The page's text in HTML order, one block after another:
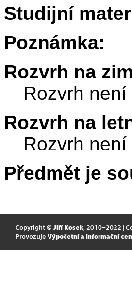
Studijní
Poznámka:
Rozvrh na
Rozvrh
Rozvrh na
Rozvrh
Předmět je
Copyright © Jiří Kosek, 2010–2022 |
Provozuje Výpočetní a informační